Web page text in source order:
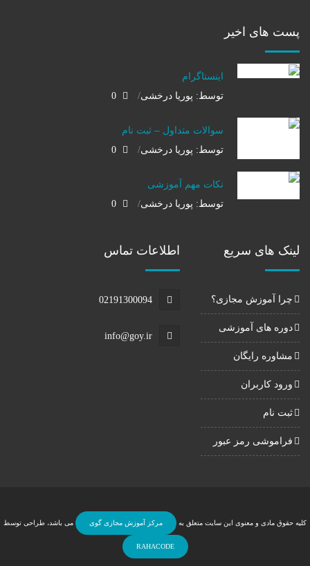
پست های اخیر
اینستاگرام
توسط: پوریا درخشی
سوالات متداول – ثبت نام
توسط: پوریا درخشی
نکات مهم آموزشی
توسط: پوریا درخشی
لینک های سریع
چرا آموزش مجازی؟
دوره های آموزشی
مشاوره رایگان
ورود کاربران
ثبت نام
فراموشی رمز عبور
اطلاعات تماس
02191300094
info@goy.ir
کلیه حقوق مادی و معنوی این سایت متعلق به مرکز آموزش مجازی گوی می باشد، طراحی توسط
RAHACODE